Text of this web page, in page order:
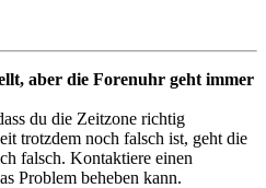
aber die Forenuhr geht immer
du die Zeitzone richtig
trotzdem noch falsch ist, geht die
falsch. Kontaktiere einen
Problem beheben kann.